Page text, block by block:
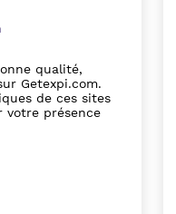
qualité,
Getexpi.com.
de ces sites
votre présence